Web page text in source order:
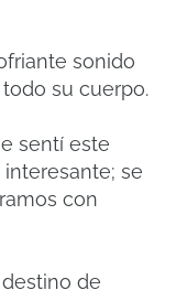
sonido
su cuerpo.
sentí este
se
con
de